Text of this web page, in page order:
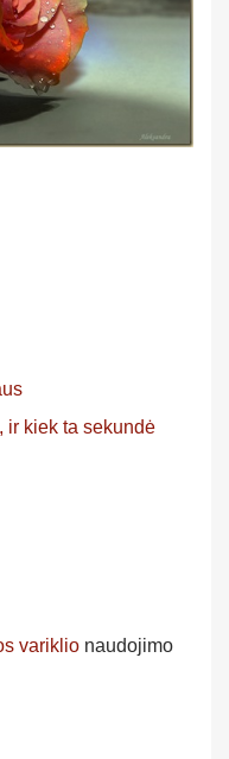
ir kiek ta sekundė
variklio naudojimo